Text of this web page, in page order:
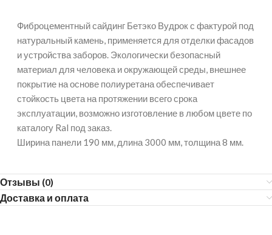
Фиброцементный сайдинг Бетэко Вудрок с фактурой под
натуральный камень, применяется для отделки фасадов
и устройства заборов. Экологически безопасный
материал для человека и окружающей среды, внешнее
покрытие на основе полиуретана обеспечивает
стойкость цвета на протяжении всего срока
эксплуатации, возможно изготовление в любом цвете по
каталогу Ral под заказ.
Ширина панели 190 мм, длина 3000 мм, толщина 8 мм.
Отзывы (0)
Доставка и оплата